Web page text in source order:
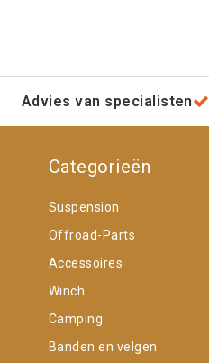
Advies van specialisten
Categorieën
Suspension
Offroad-Parts
Accessoires
Winch
Camping
Banden en velgen